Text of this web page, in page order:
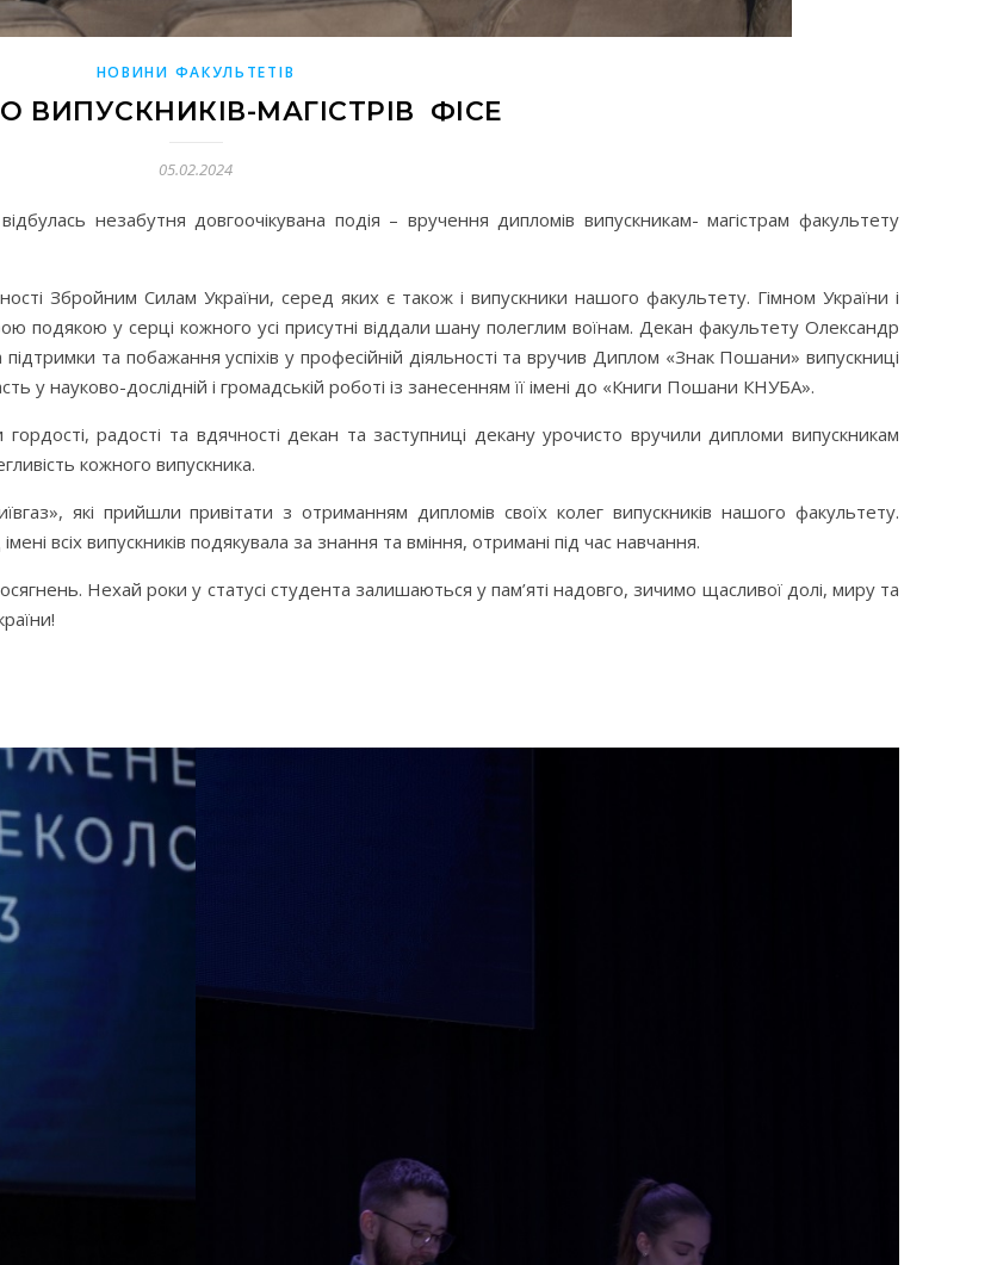
НОВИНИ ФАКУЛЬТЕТІВ
ВИПУСКНИКІВ-МАГІСТРІВ ФІСЕ
05.02.2024
незабутня довгоочікувана подія – вручення дипломів випускникам- магістрам факультету
Збройним Силам України, серед яких є також і випускники нашого факультету. Гімном України і
подякою у серці кожного усі присутні віддали шану полеглим воїнам. Декан факультету Олександр
та побажання успіхів у професійній діяльності та вручив Диплом «Знак Пошани» випускниці
у науково-дослідній і громадській роботі із занесенням її імені до «Книги Пошани КНУБА».
радості та вдячності декан та заступниці декану урочисто вручили дипломи випускникам
кожного випускника.
які прийшли привітати з отриманням дипломів своїх колег випускників нашого факультету.
всіх випускників подякувала за знання та вміння, отримані під час навчання.
Нехай роки у статусі студента залишаються у пам’яті надовго, зичимо щасливої долі, миру та